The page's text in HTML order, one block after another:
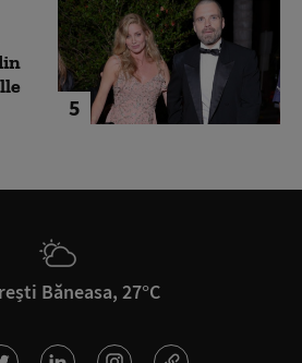
5
Băneasa, 27°C